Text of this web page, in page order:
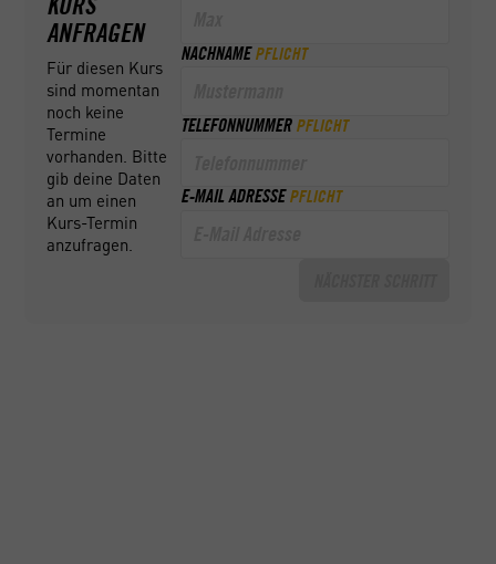
ANFRAGEN
Für diesen Kurs
sind momentan
noch keine
Termine
vorhanden. Bitte
gib deine Daten
an um einen
Kurs-Termin
anzufragen.
NACHNAME PFLICHT
TELEFONNUMMER PFLICHT
E-MAIL ADRESSE PFLICHT